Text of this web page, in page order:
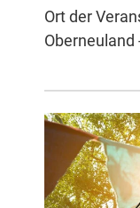
Ort der
Oberneuland